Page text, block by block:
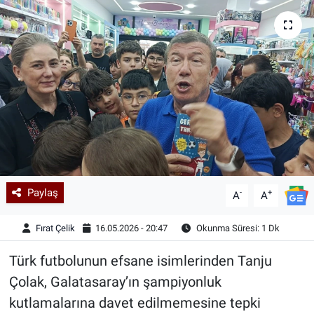
Paylaş A- A+
Fırat Çelik 16.05.2026 - 20:47 Okunma Süresi: 1 Dk
Türk futbolunun efsane isimlerinden Tanju
Çolak, Galatasaray’ın şampiyonluk
kutlamalarına davet edilmemesine tepki
Sağlık
Siyaset
Teknoloji
Yazarlar
Astroloji-Rüya